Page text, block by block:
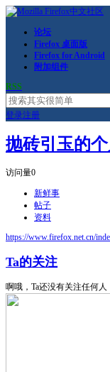
论坛
Firefox 桌面版
Firefox for Android
附加组件
RSS
登录注册
抛砖引玉的
访问量0
新鲜事
帖子
资料
https://www.firefox.net.cn/
Ta的关注
啊哦，Ta还没有关注任何人